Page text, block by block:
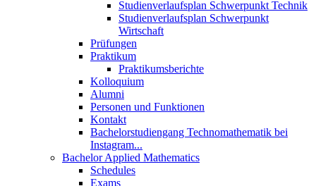
Studienverlaufsplan Schwerpunkt Technik
Studienverlaufsplan Schwerpunkt
Wirtschaft
Prüfungen
Praktikum
Praktikumsberichte
Kolloquium
Alumni
Personen und Funktionen
Kontakt
Bachelorstudiengang Technomathematik bei
Instagram...
Bachelor Applied Mathematics
Schedules
Exams